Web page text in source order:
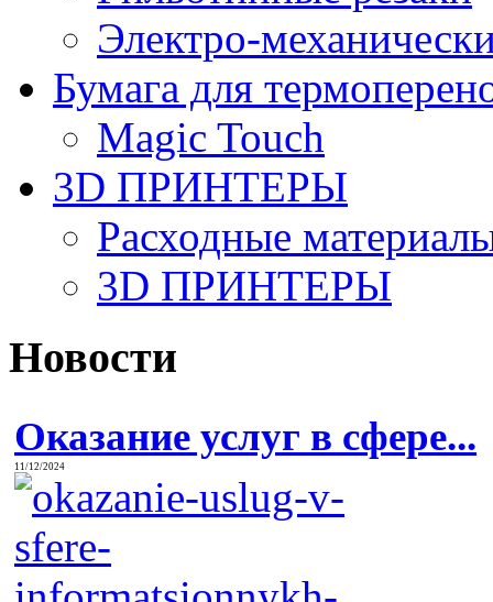
Электро-
Бумага для
Magic Touch
3D ПРИНТЕРЫ
Расходные
3D ПРИНТЕРЫ
Новости
Оказание услуг в сфере...
11/12/2024